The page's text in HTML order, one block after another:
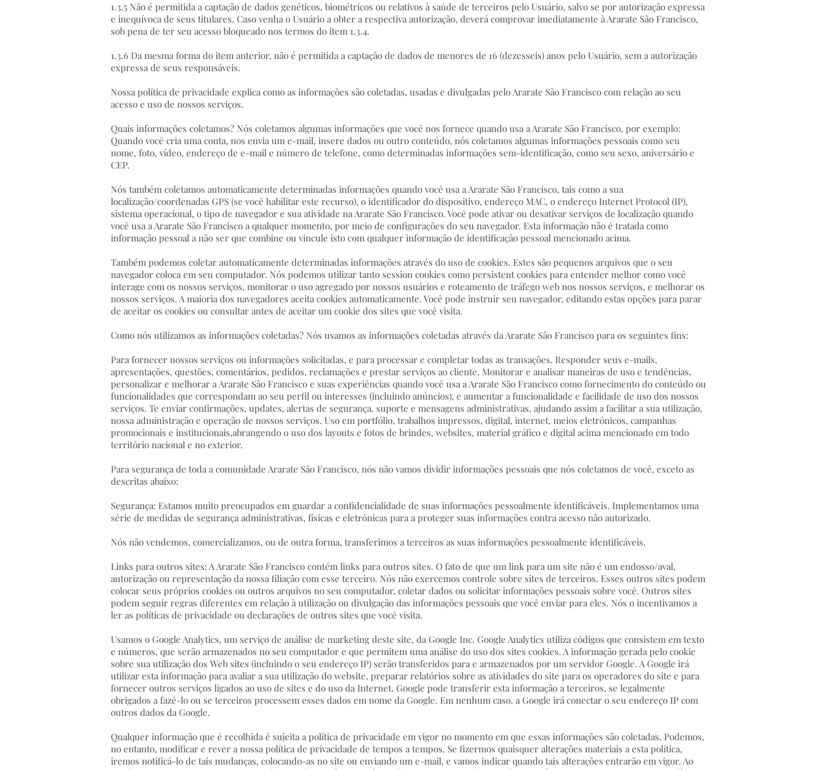
1.3.5 Não é permitida a captação de dados genéticos, biométricos ou relativos à saúde de terceiros pelo Usuário, salvo se por autorização expressa
e inequívoca de seus titulares. Caso venha o Usuário a obter a respectiva autorização, deverá comprovar imediatamente à Ararate São Francisco,
sob pena de ter seu acesso bloqueado nos termos do item 1.3.4.
1.3.6 Da mesma forma do item anterior, não é permitida a captação de dados de menores de 16 (dezesseis) anos pelo Usuário, sem a autorização
expressa de seus responsáveis.
Nossa política de privacidade explica como as informações são coletadas, usadas e divulgadas pelo Ararate São Francisco com relação ao seu
acesso e uso de nossos serviços.
Quais informações coletamos? Nós coletamos algumas informações que você nos fornece quando usa a Ararate São Francisco, por exemplo:
Quando você cria uma conta, nos envia um e-mail, insere dados ou outro conteúdo, nós coletamos algumas informações pessoais como seu
nome, foto, vídeo, endereço de e-mail e número de telefone, como determinadas informações sem-identificação, como seu sexo, aniversário e
CEP.
Nós também coletamos automaticamente determinadas informações quando você usa a Ararate São Francisco, tais como a sua
localização/coordenadas GPS (se você habilitar este recurso), o identificador do dispositivo, endereço MAC, o endereço Internet Protocol (IP),
sistema operacional, o tipo de navegador e sua atividade na Ararate São Francisco. Você pode ativar ou desativar serviços de localização quando
você usa a Ararate São Francisco a qualquer momento, por meio de configurações do seu navegador. Esta informação não é tratada como
informação pessoal a não ser que combine ou vincule isto com qualquer informação de identificação pessoal mencionado acima.
Também podemos coletar automaticamente determinadas informações através do uso de cookies. Estes são pequenos arquivos que o seu
navegador coloca em seu computador. Nós podemos utilizar tanto session cookies como persistent cookies para entender melhor como você
interage com os nossos serviços, monitorar o uso agregado por nossos usuários e roteamento de tráfego web nos nossos serviços, e melhorar os
nossos serviços. A maioria dos navegadores aceita cookies automaticamente. Você pode instruir seu navegador, editando estas opções para parar
de aceitar os cookies ou consultar antes de aceitar um cookie dos sites que você visita.
Como nós utilizamos as informações coletadas? Nós usamos as informações coletadas através da Ararate São Francisco para os seguintes fins:
Para fornecer nossos serviços ou informações solicitadas, e para processar e completar todas as transações. Responder seus e-mails,
apresentações, questões, comentários, pedidos, reclamações e prestar serviços ao cliente. Monitorar e analisar maneiras de uso e tendências,
personalizar e melhorar a Ararate São Francisco e suas experiências quando você usa a Ararate São Francisco como fornecimento do conteúdo ou
funcionalidades que correspondam ao seu perfil ou interesses (incluindo anúncios), e aumentar a funcionalidade e facilidade de uso dos nossos
serviços. Te enviar confirmações, updates, alertas de segurança, suporte e mensagens administrativas, ajudando assim a facilitar a sua utilização,
nossa administração e operação de nossos serviços. Uso em portfólio, trabalhos impressos, digital, internet, meios eletrônicos, campanhas
promocionais e institucionais,abrangendo o uso dos layouts e fotos de brindes, websites, material gráfico e digital acima mencionado em todo
território nacional e no exterior.
Para segurança de toda a comunidade Ararate São Francisco, nós não vamos dividir informações pessoais que nós coletamos de você, exceto as
descritas abaixo:
Segurança: Estamos muito preocupados em guardar a confidencialidade de suas informações pessoalmente identificáveis. Implementamos uma
série de medidas de segurança administrativas, físicas e eletrônicas para a proteger suas informações contra acesso não autorizado.
Nós não vendemos, comercializamos, ou de outra forma, transferimos a terceiros as suas informações pessoalmente identificáveis.
Links para outros sites: A Ararate São Francisco contém links para outros sites. O fato de que um link para um site não é um endosso/aval,
autorização ou representação da nossa filiação com esse terceiro. Nós não exercemos controle sobre sites de terceiros. Esses outros sites podem
colocar seus próprios cookies ou outros arquivos no seu computador, coletar dados ou solicitar informações pessoais sobre você. Outros sites
podem seguir regras diferentes em relação à utilização ou divulgação das informações pessoais que você enviar para eles. Nós o incentivamos a
ler as políticas de privacidade ou declarações de outros sites que você visita.
Usamos o Google Analytics, um serviço de análise de marketing deste site, da Google Inc. Google Analytics utiliza códigos que consistem em texto
e números, que serão armazenados no seu computador e que permitem uma análise do uso dos sites cookies. A informação gerada pelo cookie
sobre sua utilização dos Web sites (incluindo o seu endereço IP) serão transferidos para e armazenados por um servidor Google. A Google irá
utilizar esta informação para avaliar a sua utilização do website, preparar relatórios sobre as atividades do site para os operadores do site e para
fornecer outros serviços ligados ao uso de sites e do uso da Internet. Google pode transferir esta informação a terceiros, se legalmente
obrigados a fazê-lo ou se terceiros processem esses dados em nome da Google. Em nenhum caso, a Google irá conectar o seu endereço IP com
outros dados da Google.
Qualquer informação que é recolhida é sujeita a política de privacidade em vigor no momento em que essas informações são coletadas. Podemos,
no entanto, modificar e rever a nossa política de privacidade de tempos a tempos. Se fizermos quaisquer alterações materiais a esta política,
iremos notificá-lo de tais mudanças, colocando-as no site ou enviando um e-mail, e vamos indicar quando tais alterações entrarão em vigor. Ao